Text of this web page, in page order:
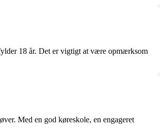
18 år. Det er vigtigt at være opmærksom
Med en god køreskole, en engageret